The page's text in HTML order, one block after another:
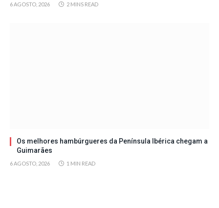
6 AGOSTO, 2026 2 MINS READ
Os melhores hambúrgueres da Península Ibérica chegam a
Guimarães
6 AGOSTO, 2026 1 MIN READ